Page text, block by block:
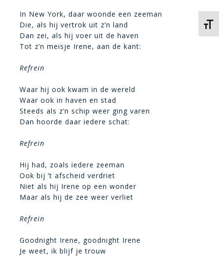
In New York, daar woonde een zeeman
Die, als hij vertrok uit z’n land
Dan zei, als hij voer uit de haven
Tot z’n meisje Irene, aan de kant:
Refrein
Waar hij ook kwam in de wereld
Waar ook in haven en stad
Steeds als z’n schip weer ging varen
Dan hoorde daar iedere schat:
Refrein
Hij had, zoals iedere zeeman
Ook bij ’t afscheid verdriet
Niet als hij Irene op een wonder
Maar als hij de zee weer verliet
Refrein
Goodnight Irene, goodnight Irene
Je weet, ik blijf je trouw